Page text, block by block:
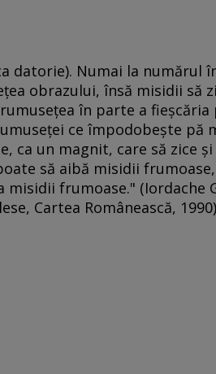
datorie). Numai la numărul
obrazului, însă misidii să
în parte a
ce împodobeşte pă
ca un magnit, care să zice
să aibă misidii
misidii frumoase." (Iordache
Cartea Românească,